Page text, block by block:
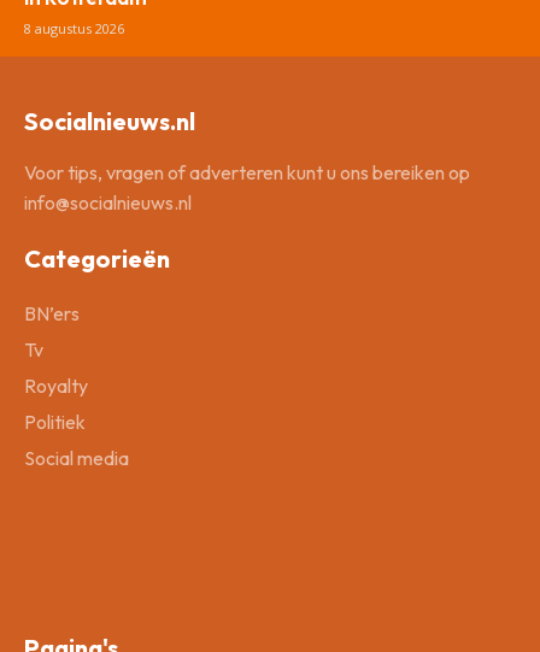
8 augustus 2026
Socialnieuws.nl
Voor tips, vragen of adverteren kunt u ons bereiken op
info@socialnieuws.nl
Categorieën
BN’ers
Tv
Royalty
Politiek
Social media